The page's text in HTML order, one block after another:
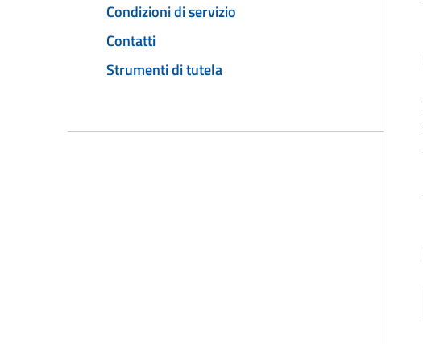
Condizioni di servizio
Contatti
Strumenti di tutela